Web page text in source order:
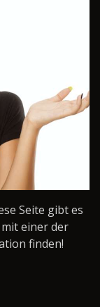
Seite gibt es
mit einer der
finden!